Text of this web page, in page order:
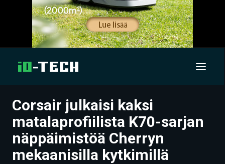
UUTISET
ARTIKKELIT
VIDEOT
Corsair julkaisi kaksi
matalaprofiilista K70-sarjan
näppäimistöä Cherryn
mekaanisilla kytkimillä